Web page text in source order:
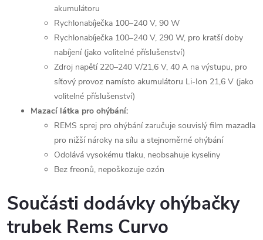
akumulátoru
Rychlonabíječka 100–240 V, 90 W
Rychlonabíječka 100–240 V, 290 W, pro kratší doby
nabíjení (jako volitelné příslušenství)
Zdroj napětí 220–240 V/21,6 V, 40 A na výstupu, pro
síťový provoz namísto akumulátoru Li-Ion 21,6 V (jako
volitelné příslušenství)
Mazací látka pro ohýbání:
REMS sprej pro ohýbání zaručuje souvislý film mazadla
pro nižší nároky na sílu a stejnoměrné ohýbání
Odolává vysokému tlaku, neobsahuje kyseliny
Bez freonů, nepoškozuje ozón
Součásti dodávky ohýbačky
trubek Rems Curvo